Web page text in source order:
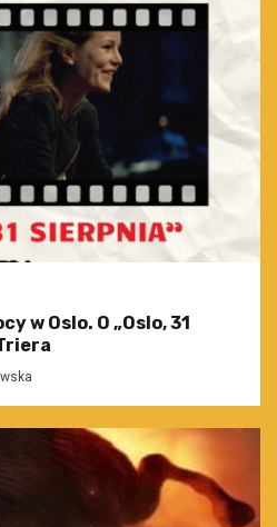
w Oslo. O „Oslo, 31